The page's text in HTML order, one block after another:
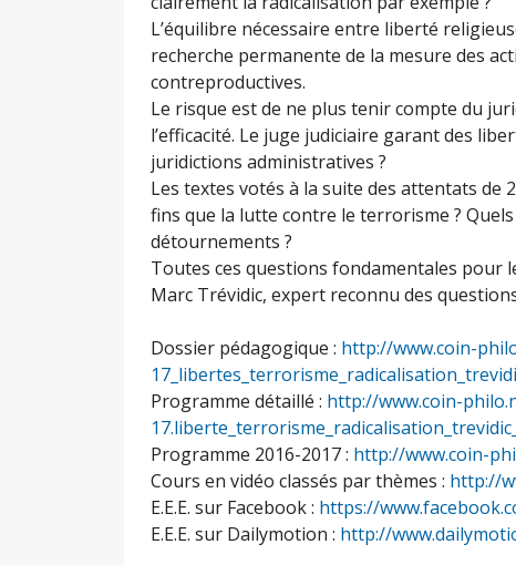
L’équilibre nécessaire entre liberté
recherche permanente de la mesure des
contreproductives.
Le risque est de ne plus tenir compte du
l’efficacité. Le juge judiciaire garant des
juridictions administratives ?
Les textes votés à la suite des attentats de
fins que la lutte contre le terrorisme ?
détournements ?
Toutes ces questions fondamentales pour
Marc Trévidic, expert reconnu des
Dossier pédagogique : http://www.coin-
Programme détaillé : http://www.coin-
Programme 2016-2017 : http://www.coin-
Cours en vidéo classés par thèmes : http://
E.E.E. sur Facebook : https://
E.E.E. sur Dailymotion : http://